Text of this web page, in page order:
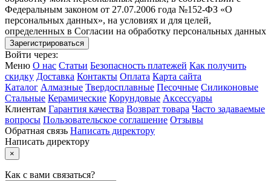
Федеральным законом от 27.07.2006 года №152-ФЗ «О
персональных данных», на условиях и для целей,
определенных в Согласии на обработку персональных данных
Войти через:
Меню О нас Статьи Безопасность платежей Как получить
скидку Доставка Контакты Оплата Карта сайта
Каталог Алмазные Твердосплавные Песочные Силиконовые
Стальные Керамические Корундовые Аксессуары
Клиентам Гарантия качества Возврат товара Часто задаваемые
вопросы Пользовательское соглашение Отзывы
Обратная связь Написать директору
Написать директору
×
Как с вами связаться?